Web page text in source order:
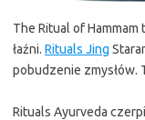
The Ritual of
łaźni. Rituals Jing
pobudzenie zmysłów.
Rituals Ayurveda